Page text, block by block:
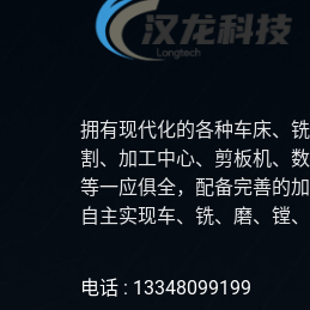
拥有现代化的各种车床、
割、加工中心、剪板机、
等一应俱全，配备完善的
自主实现车、铣、磨、镗
电话 : 13348099199